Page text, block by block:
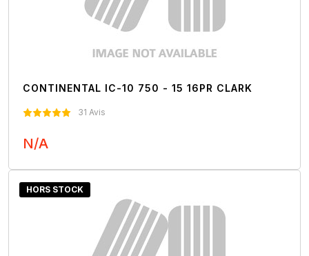
CONTINENTAL IC-10 750 - 15 16PR CLARK
31 Avis
N/A
HORS STOCK